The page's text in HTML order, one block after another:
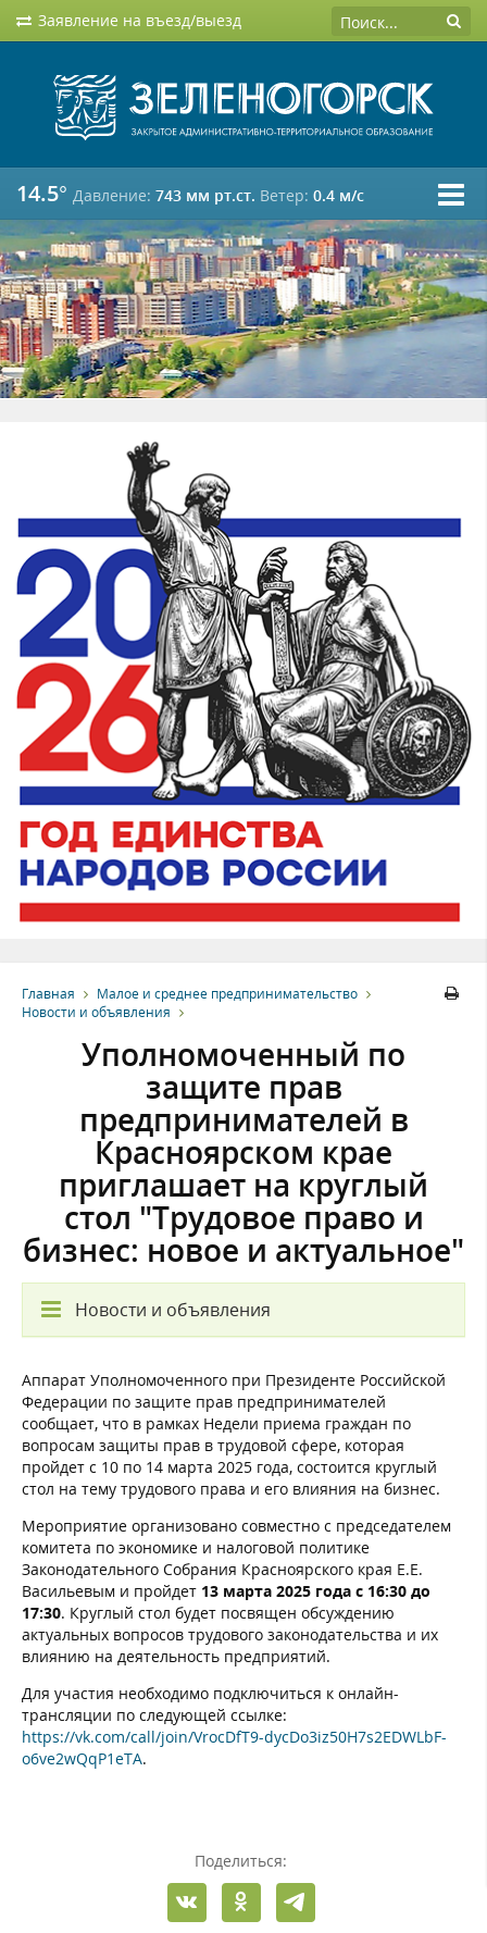
Заявление на въезд/выезд
14.5° Давление: 743 мм рт.ст. Ветер: 0.4 м/c
Главная
Малое и среднее предпринимательство
Новости и объявления
Уполномоченный по
защите прав
предпринимателей в
Красноярском крае
приглашает на круглый
стол "Трудовое право и
бизнес: новое и актуальное"
Новости и объявления
Аппарат Уполномоченного при Президенте Российской
Федерации по защите прав предпринимателей
сообщает, что в рамках Недели приема граждан по
вопросам защиты прав в трудовой сфере, которая
пройдет с 10 по 14 марта 2025 года, состоится круглый
стол на тему трудового права и его влияния на бизнес.
Мероприятие организовано совместно с председателем
комитета по экономике и налоговой политике
Законодательного Собрания Красноярского края Е.Е.
Васильевым и пройдет 13 марта 2025 года с 16:30 до
17:30. Круглый стол будет посвящен обсуждению
актуальных вопросов трудового законодательства и их
влиянию на деятельность предприятий.
Для участия необходимо подключиться к онлайн-
трансляции по следующей ссылке:
https://vk.com/call/join/VrocDfT9-dycDo3iz50H7s2EDWLbF-
o6ve2wQqP1eTA.
Поделиться: